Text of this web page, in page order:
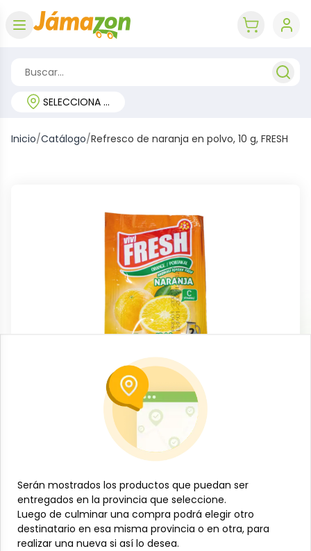
SELECCIONA TU REGIÓN
Inicio/Catálogo/Refresco de naranja en polvo, 10 g, FRESH
Bebidas no alcohólicas
Refresco de naranja en polvo, 10 g,
$0 11
Especificaciones
Serán mostrados los productos que puedan ser
entregados en la provincia que seleccione.
Luego de culminar una compra podrá elegir otro
destinatario en esa misma provincia o en otra, para
realizar una nueva si así lo desea.
Serán mostrados los productos que puedan ser
entregados en la provincia que seleccione.
Luego de culminar una compra podrá elegir otro
destinatario en esa misma provincia o en otra, para
realizar una nueva si así lo desea.